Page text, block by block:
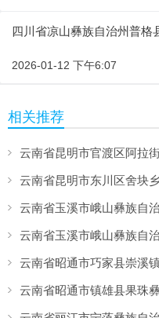
四川省凉山彝族自治州普格
2026-01-12 下午6:07
相关推荐
云南省昆明市官渡区阿拉
云南省昆明市东川区舍块
云南省玉溪市峨山彝族自
云南省玉溪市峨山彝族自
云南省昭通市巧家县崇溪
云南省昭通市镇雄县果珠